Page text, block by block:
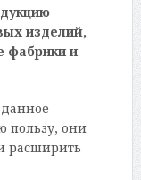
изделий,
фабрики и
пользу, они
расширить